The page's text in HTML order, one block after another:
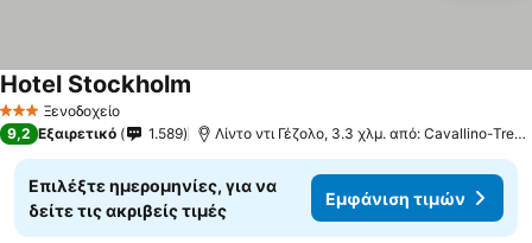
3 ΑστέριαΞενοδοχείο
Hotel Stockholm
9,2 Εξαιρετικό 1.589 Λίντο ντι Γέζολο, 3.3 χλμ. από: Cavallino-
Επιλέξτε ημερομηνίες, για να
δείτε τις ακριβείς τιμές
Εμφάνιση τιμών